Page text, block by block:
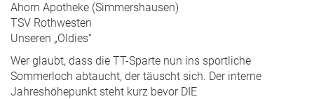
Ahorn Apotheke (Simmershausen)
TSV Rothwesten
Unseren „Oldies“
Wer glaubt, dass die TT-Sparte nun ins sportliche
Sommerloch abtaucht, der täuscht sich. Der interne
Jahreshöhepunkt steht kurz bevor DIE